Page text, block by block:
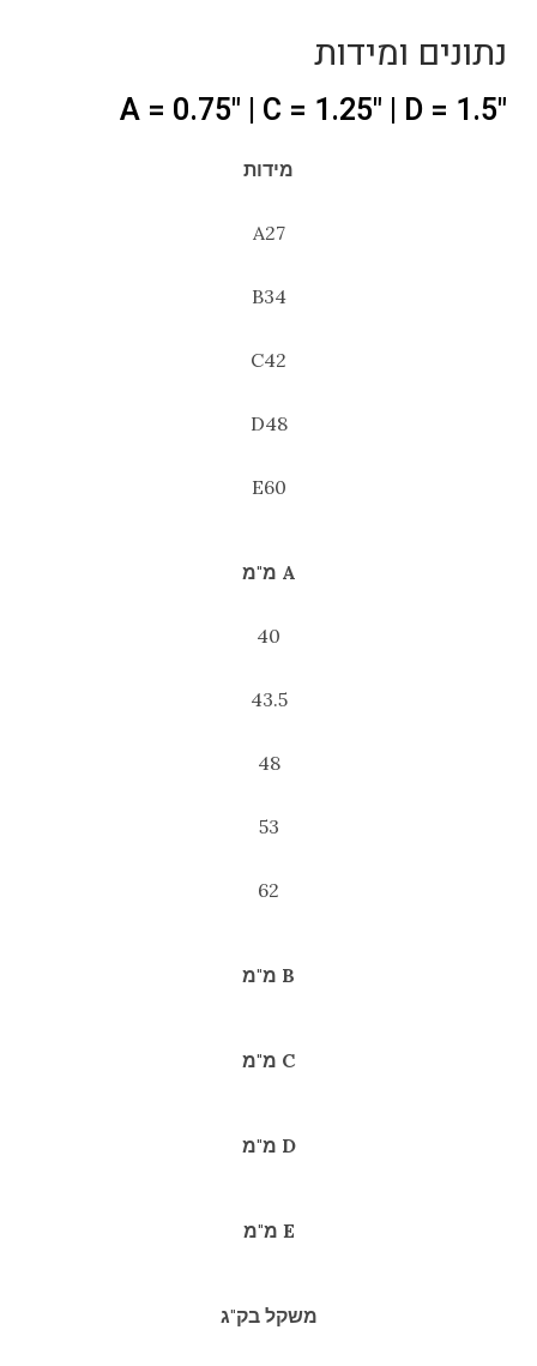
נתונים ומידות
"A = 0.75" | C = 1.25" | D = 1.5
מידות
A27
B34
C42
D48
E60
A מ"מ
40
43.5
48
53
62
B מ"מ
C מ"מ
D מ"מ
E מ"מ
משקל בק"ג